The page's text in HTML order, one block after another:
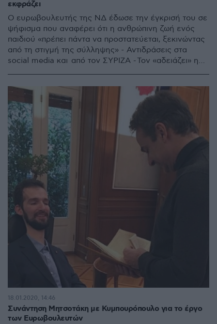
εκφράζει
Ο ευρωβουλευτής της ΝΔ έδωσε την έγκρισή του σε
ψήφισμα που αναφέρει ότι η ανθρώπινη ζωή ενός
παιδιού «πρέπει πάντα να προστατεύεται, ξεκινώντας
από τη στιγμή της σύλληψης» - Αντιδράσεις στα
social media και από τον ΣΥΡΙΖΑ - Τον «αδειάζει» η
Συνάντηση Μητσοτάκη με Κυμπουρόπουλο για το έργο
των Ευρωβουλευτών
18.01.2020, 14:46